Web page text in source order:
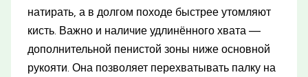
натирать, а в долгом походе быстрее утомляют
кисть. Важно и наличие удлинённого хвата —
дополнительной пенистой зоны ниже основной
рукояти. Она позволяет перехватывать палку на